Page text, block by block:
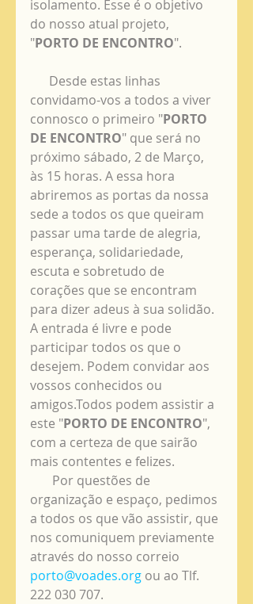
isolamento. Esse é o objetivo
do nosso atual projeto,
"PORTO DE ENCONTRO".
convidamo-vos a todos a viver
connosco o primeiro "PORTO
DE ENCONTRO" que será no
próximo sábado, 2 de Março,
às 15 horas. A essa hora
abriremos as portas da nossa
sede a todos os que queiram
passar uma tarde de alegria,
esperança, solidariedade,
escuta e sobretudo de
corações que se encontram
para dizer adeus à sua solidão.
A entrada é livre e pode
participar todos os que o
desejem. Podem convidar aos
vossos conhecidos ou
amigos.Todos podem assistir a
este "PORTO DE ENCONTRO",
com a certeza de que sairão
mais contentes e felizes.
organização e espaço, pedimos
a todos os que vão assistir, que
nos comuniquem previamente
através do nosso correio
porto@voades.org ou ao Tlf.
222 030 707.